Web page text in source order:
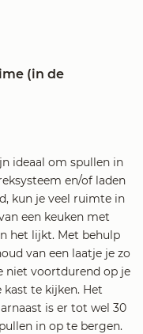
(in de
ideaal om spullen in
en/of laden
kun je veel ruimte in
een keuken met
het lijkt. Met behulp
van een laatje je zo
niet voortdurend op je
te kijken. Het
is er tot wel 30
in op te bergen.